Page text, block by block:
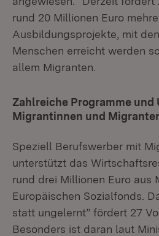
rund 20 Millionen Euro
Ausbildungsprojekte, mit
Menschen erreicht werden
allem Migranten.
Zahlreiche Programme
Migrantinnen und
Speziell Berufswerber mit
unterstützt das
rund drei Millionen Euro aus
Europäischen Sozialfonds.
statt ungelernt” fördert 27
Besonders ist daran laut